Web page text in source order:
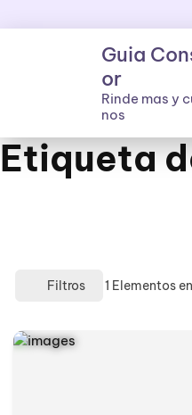
to
Guia
Or
Rinde mas y
nos
Etiqueta
Filtros 1 Elementos